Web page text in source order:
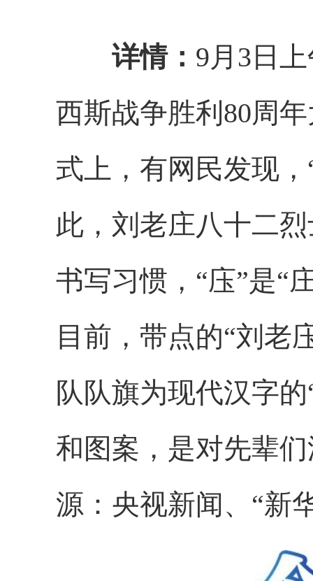
详情： 9月3日
西斯战争胜利80周
式上，有网民发现
此，刘老庄八十二
书写习惯，“庒”是“
目前，带点的“刘老
队队旗为现代汉字
和图案，是对先辈
源：央视新闻、“新